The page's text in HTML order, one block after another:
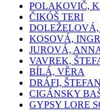
POLAKOVIČ,
ČIKÓŠ TERI
KOSOVÁ,
JUROVÁ,
VAVREK,
BÍLÁ, VĚRA
DRÁFI, ŠTEFAN
CIGÁNSKY
GYPSY LORE